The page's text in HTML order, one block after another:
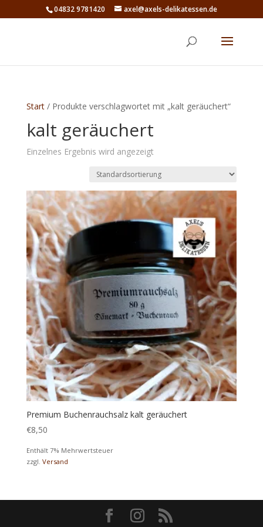
04832 9781420 axel@axels-delikatessen.de
Start/ Produkte verschlagwortet mit „kalt geräuchert“
kalt geräuchert
Einzelnes Ergebnis wird angezeigt
Premium Buchenrauchsalz kalt geräuchert
€8,50
Enthält 7% Mehrwertsteuer
zzgl. Versand